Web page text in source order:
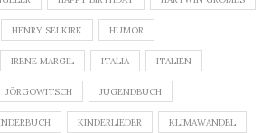
HENRY SELKIRK HUMOR
IRENE MARGIL ITALIA ITALIEN
JÖRGOWITSCH JUGENDBUCH
KINDERLIEDER KLIMAWANDEL